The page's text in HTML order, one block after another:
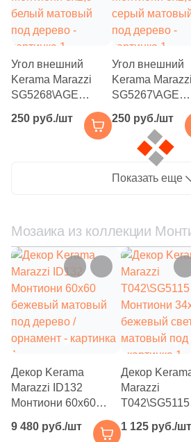
3D узор (28)
Абстракция (
Авантюрин ( 369
Агат (4)
Акварель (1
Гранит (1
Камень (2580)
Кирпич (11)
Классика (5)
Кожа (21 )
Кракелюр (5)
Угол внешний
Kerama Marazzi
SG5268\AGE
белый матовый
250 руб./шт
Угол внешний
Kerama Marazzi
SG5267\AGE
серый матовый
под дерево
250 руб./шт
Показать еще
Мозаика из коллекции
Декор Kerama
Marazzi ID132
Монтиони 60x60
бежевый матовый
под дерево /
9 480 руб./шт
Декор
Marazzi
T042\SG5115
Монтиони
бежевый
1 125 руб./шт